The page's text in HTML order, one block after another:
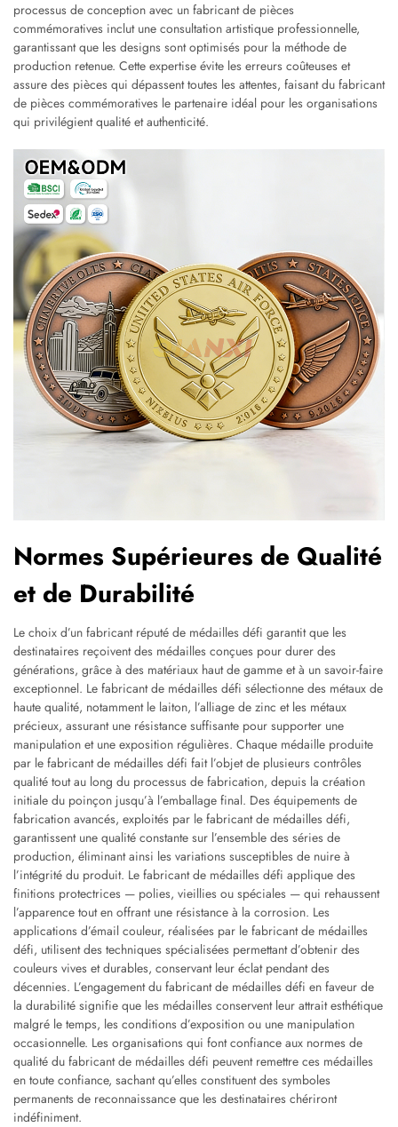
processus de conception avec un fabricant de pièces
commémoratives inclut une consultation artistique professionnelle,
garantissant que les designs sont optimisés pour la méthode de
production retenue. Cette expertise évite les erreurs coûteuses et
assure des pièces qui dépassent toutes les attentes, faisant du fabricant
de pièces commémoratives le partenaire idéal pour les organisations
qui privilégient qualité et authenticité.
Normes Supérieures de Qualité
et de Durabilité
Le choix d’un fabricant réputé de médailles défi garantit que les
destinataires reçoivent des médailles conçues pour durer des
générations, grâce à des matériaux haut de gamme et à un savoir-faire
exceptionnel. Le fabricant de médailles défi sélectionne des métaux de
haute qualité, notamment le laiton, l’alliage de zinc et les métaux
précieux, assurant une résistance suffisante pour supporter une
manipulation et une exposition régulières. Chaque médaille produite
par le fabricant de médailles défi fait l’objet de plusieurs contrôles
qualité tout au long du processus de fabrication, depuis la création
initiale du poinçon jusqu’à l’emballage final. Des équipements de
fabrication avancés, exploités par le fabricant de médailles défi,
garantissent une qualité constante sur l’ensemble des séries de
production, éliminant ainsi les variations susceptibles de nuire à
l’intégrité du produit. Le fabricant de médailles défi applique des
finitions protectrices — polies, vieillies ou spéciales — qui rehaussent
l’apparence tout en offrant une résistance à la corrosion. Les
applications d’émail couleur, réalisées par le fabricant de médailles
défi, utilisent des techniques spécialisées permettant d’obtenir des
couleurs vives et durables, conservant leur éclat pendant des
décennies. L’engagement du fabricant de médailles défi en faveur de
la durabilité signifie que les médailles conservent leur attrait esthétique
malgré le temps, les conditions d’exposition ou une manipulation
occasionnelle. Les organisations qui font confiance aux normes de
qualité du fabricant de médailles défi peuvent remettre ces médailles
en toute confiance, sachant qu’elles constituent des symboles
permanents de reconnaissance que les destinataires chériront
indéfiniment.